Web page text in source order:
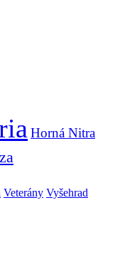
Horná Nitra
Veterány Vyšehrad